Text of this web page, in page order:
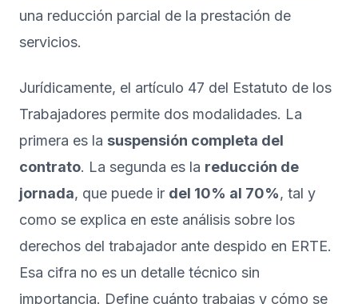
una reducción parcial de la prestación de
servicios.
Jurídicamente, el artículo 47 del Estatuto de los
Trabajadores permite dos modalidades. La
primera es la suspensión completa del
contrato. La segunda es la reducción de
jornada, que puede ir del 10% al 70%, tal y
como se explica en este análisis sobre los
derechos del trabajador ante despido en ERTE.
Esa cifra no es un detalle técnico sin
importancia. Define cuánto trabajas y cómo se